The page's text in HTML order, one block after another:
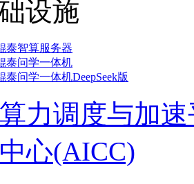
设施
泰智算服务器
泰问学一体机
泰问学一体机DeepSeek版
力调度与加
心(AICC)